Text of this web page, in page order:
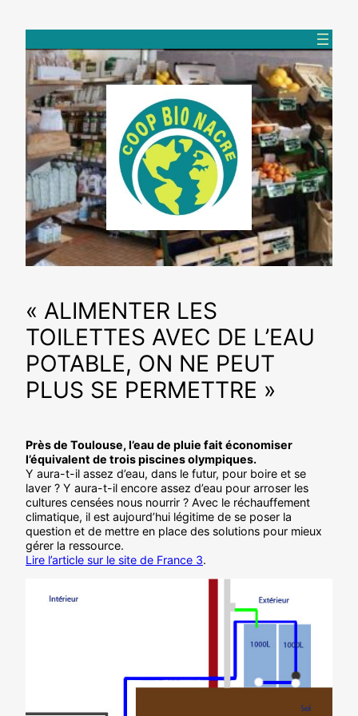
contenu
« ALIMENTER LES
TOILETTES AVEC DE L’EAU
POTABLE, ON NE PEUT
PLUS SE PERMETTRE »
Près de Toulouse, l’eau de pluie fait économiser
l’équivalent de trois piscines olympiques.
Y aura-t-il assez d’eau, dans le futur, pour boire et se
laver ? Y aura-t-il encore assez d’eau pour arroser les
cultures censées nous nourrir ? Avec le réchauffement
climatique, il est aujourd’hui légitime de se poser la
question et de mettre en place des solutions pour mieux
gérer la ressource.
Lire l’article sur le site de France 3.